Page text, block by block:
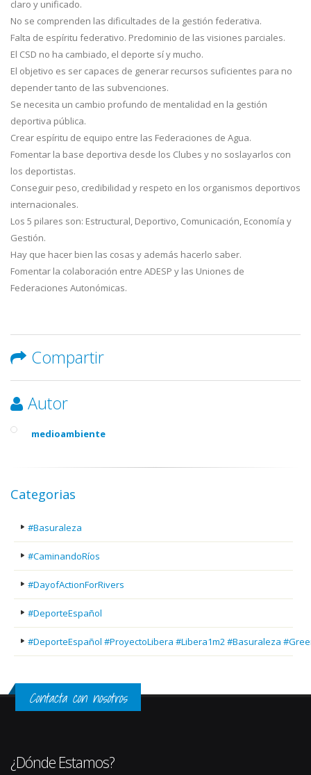
claro y unificado.
No se comprenden las dificultades de la gestión federativa.
Falta de espíritu federativo. Predominio de las visiones parciales.
El CSD no ha cambiado, el deporte sí y mucho.
El objetivo es ser capaces de generar recursos suficientes para no
depender tanto de las subvenciones.
Se necesita un cambio profundo de mentalidad en la gestión
deportiva pública.
Crear espíritu de equipo entre las Federaciones de Agua.
Fomentar la base deportiva desde los Clubes y no soslayarlos con
los deportistas.
Conseguir peso, credibilidad y respeto en los organismos deportivos
internacionales.
Los 5 pilares son: Estructural, Deportivo, Comunicación, Economía y
Gestión.
Hay que hacer bien las cosas y además hacerlo saber.
Fomentar la colaboración entre ADESP y las Uniones de
Federaciones Autonómicas.
Compartir
Autor
medioambiente
Categorias
#Basuraleza
#CaminandoRíos
#DayofActionForRivers
#DeporteEspañol
#DeporteEspañol #ProyectoLibera #Libera1m2 #Basuraleza
Contacta con nosotros
¿Dónde Estamos?